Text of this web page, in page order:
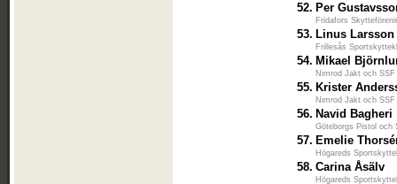
52. Per
Fridafors
53. Linus Larsson
Frillesås
54. Mikael
Nimrod Jakt och SSF
55. Krister
Nimrod Jakt och SSF
56. Navid Bagheri
Göteborgs Pistol och
57. Emelie
Högareds
58. Carina Åsälv
Högareds